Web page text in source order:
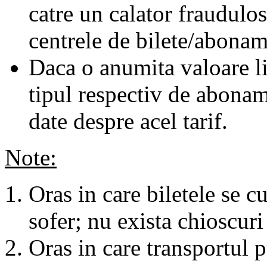
catre un calator
centrele de bilete/
Daca o anumita valoare
tipul respectiv de
date despre acel tarif.
Note:
Oras in care biletele se
sofer; nu exista
Oras in care transportul